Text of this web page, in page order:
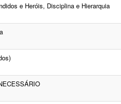
e Heróis, Disciplina e Hierarquia